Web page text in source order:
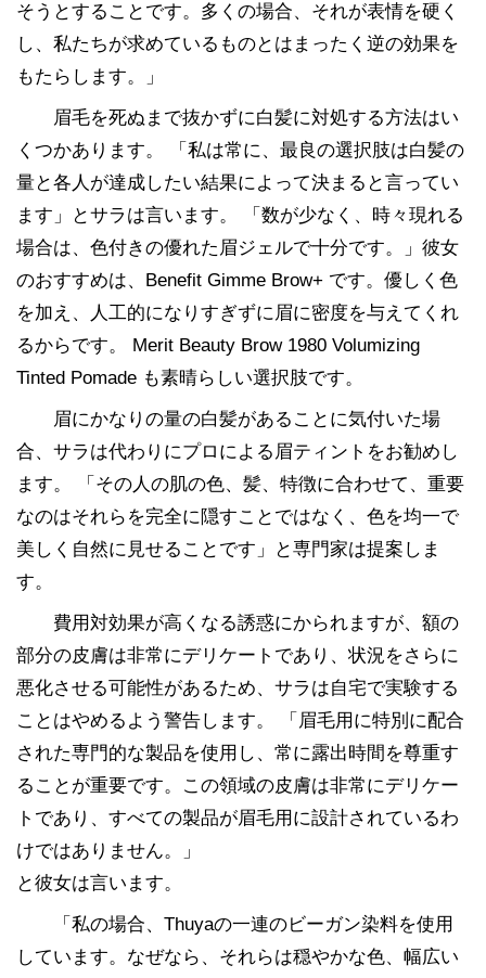
そうとすることです。多くの場合、それが表情を硬く
し、私たちが求めているものとはまったく逆の効果を
もたらします。」
眉毛を死ぬまで抜かずに白髪に対処する方法はい
くつかあります。 「私は常に、最良の選択肢は白髪の
量と各人が達成したい結果によって決まると言ってい
ます」とサラは言います。 「数が少なく、時々現れる
場合は、色付きの優れた眉ジェルで十分です。」彼女
のおすすめは、Benefit Gimme Brow+ です。優しく色
を加え、人工的になりすぎずに眉に密度を与えてくれ
るからです。 Merit Beauty Brow 1980 Volumizing
Tinted Pomade も素晴らしい選択肢です。
眉にかなりの量の白髪があることに気付いた場
合、サラは代わりにプロによる眉ティントをお勧めし
ます。 「その人の肌の色、髪、特徴に合わせて、重要
なのはそれらを完全に隠すことではなく、色を均一で
美しく自然に見せることです」と専門家は提案しま
す。
費用対効果が高くなる誘惑にかられますが、額の
部分の皮膚は非常にデリケートであり、状況をさらに
悪化させる可能性があるため、サラは自宅で実験する
ことはやめるよう警告します。 「眉毛用に特別に配合
された専門的な製品を使用し、常に露出時間を尊重す
ることが重要です。この領域の皮膚は非常にデリケー
トであり、すべての製品が眉毛用に設計されているわ
けではありません。」
と彼女は言います。
「私の場合、Thuyaの一連のビーガン染料を使用
しています。なぜなら、それらは穏やかな色、幅広い